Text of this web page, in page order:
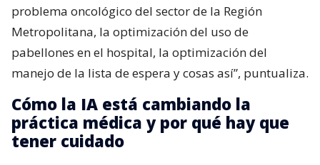
problema oncológico del sector de la Región
Metropolitana, la optimización del uso de
pabellones en el hospital, la optimización del
manejo de la lista de espera y cosas así”, puntualiza.
Cómo la IA está cambiando la
práctica médica y por qué hay que
tener cuidado